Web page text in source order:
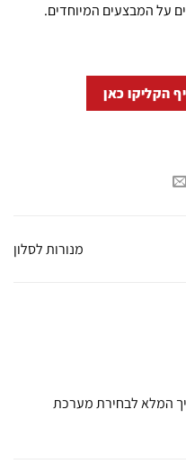
על המבצעים המיוחדים.
הקליקו כאן
מנורות לסלון
המלא לבחירת מערכת